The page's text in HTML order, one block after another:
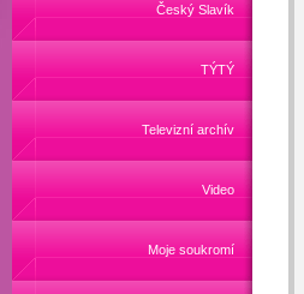
Český Slavík
TÝTÝ
Televizní archív
Video
Moje soukromí